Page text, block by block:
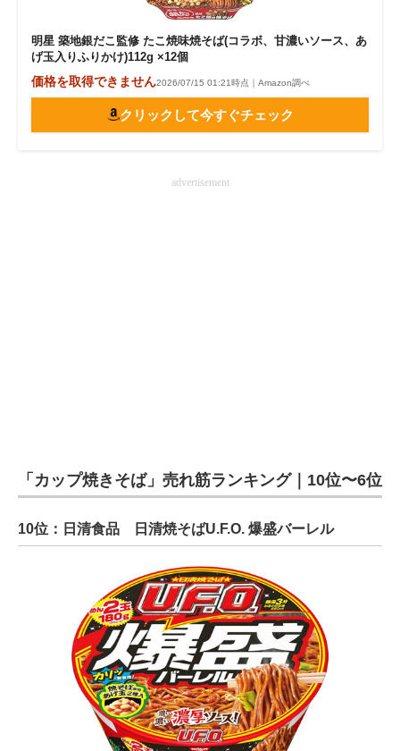
明星 築地銀だこ監修 たこ焼味焼そば(コラボ、甘濃いソース、あ
げ玉入りふりかけ)112g ×12個
価格を取得できません2026/07/15 01:21時点｜Amazon調べ
クリックして今すぐチェック
advertisement
「カップ焼きそば」売れ筋ランキング｜10位〜6位
10位：日清食品 日清焼そばU.F.O. 爆盛バーレル